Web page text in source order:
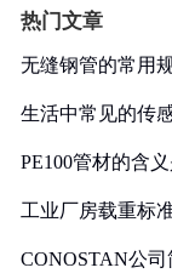
热门文章
无缝钢管的常用
生活中常见的传
PE100管材的含
工业厂房载重标
CONOSTAN公司